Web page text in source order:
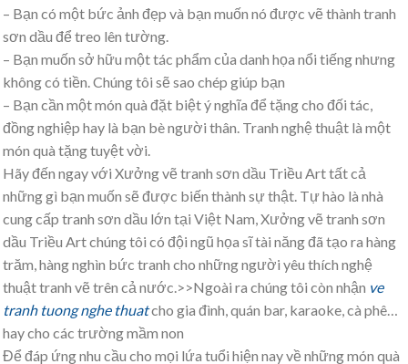
– Bạn có một bức ảnh đẹp và bạn muốn nó được vẽ thành tranh
sơn dầu để treo lên tường.
– Bạn muốn sở hữu một tác phẩm của danh họa nổi tiếng nhưng
không có tiền. Chúng tôi sẽ sao chép giúp bạn
– Bạn cần một món quà đặt biệt ý nghĩa để tặng cho đối tác,
đồng nghiệp hay là bạn bè người thân. Tranh nghệ thuật là một
món quà tặng tuyệt vời.
Hãy đến ngay với Xưởng vẽ tranh sơn dầu Triều Art tất cả
những gì bạn muốn sẽ được biến thành sự thật. Tự hào là nhà
cung cấp tranh sơn dầu lớn tại Việt Nam, Xưởng vẽ tranh sơn
dầu Triều Art chúng tôi có đội ngũ họa sĩ tài năng đã tạo ra hàng
trăm, hàng nghìn bức tranh cho những người yêu thích nghệ
thuật tranh vẽ trên cả nước.>>Ngoài ra chúng tôi còn nhận ve
tranh tuong nghe thuatcho gia đình, quán bar, karaoke, cà phê…
hay cho các trường mầm non
Để đáp ứng nhu cầu cho mọi lứa tuổi hiện nay về những món quà